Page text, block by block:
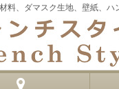
料、ダマスク生地、壁紙、